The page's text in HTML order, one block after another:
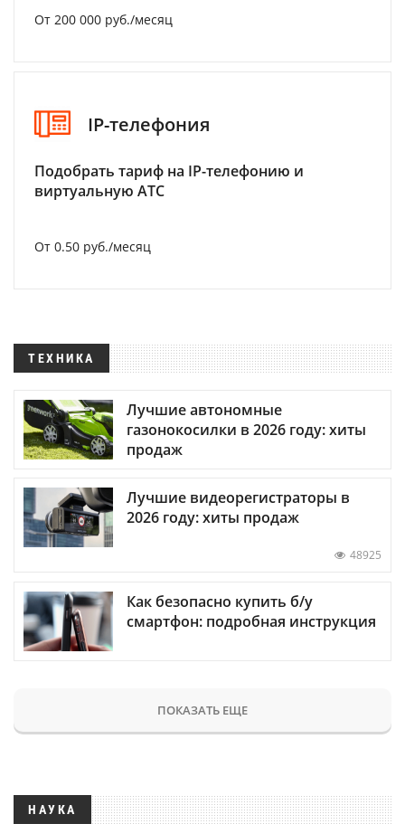
От 200 000 руб./месяц
IP-телефония
Подобрать тариф на IP-телефонию и
виртуальную АТС
От 0.50 руб./месяц
ТЕХНИКА
Лучшие автономные
газонокосилки в 2026 году: хиты
продаж
Лучшие видеорегистраторы в
2026 году: хиты продаж
48925
Как безопасно купить б/у
смартфон: подробная инструкция
ПОКАЗАТЬ ЕЩЕ
НАУКА